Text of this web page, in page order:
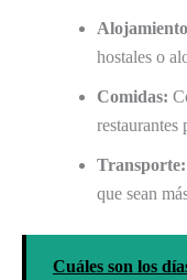
hostales o
Comidas:
restaurantes
Transporte:
que sean
Cuáles son los